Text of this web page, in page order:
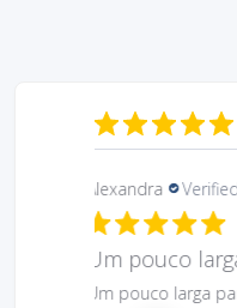
Daniela Verified
Gostei muito
Gostei muito bem